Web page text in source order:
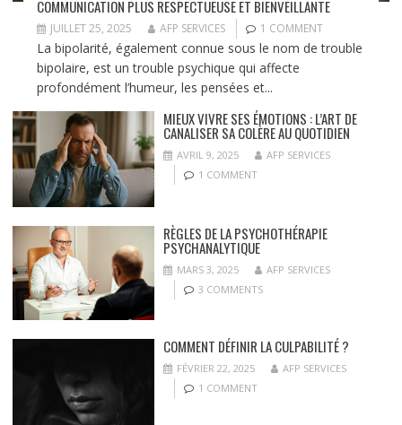
COMMUNICATION PLUS RESPECTUEUSE ET BIENVEILLANTE
JUILLET 25, 2025 AFP SERVICES 1 COMMENT
La bipolarité, également connue sous le nom de trouble
bipolaire, est un trouble psychique qui affecte
profondément l’humeur, les pensées et...
MIEUX VIVRE SES ÉMOTIONS : L’ART DE
CANALISER SA COLÈRE AU QUOTIDIEN
AVRIL 9, 2025
AFP SERVICES
1 COMMENT
RÈGLES DE LA PSYCHOTHÉRAPIE
PSYCHANALYTIQUE
MARS 3, 2025
AFP SERVICES
3 COMMENTS
COMMENT DÉFINIR LA CULPABILITÉ ?
FÉVRIER 22, 2025
AFP SERVICES
1 COMMENT